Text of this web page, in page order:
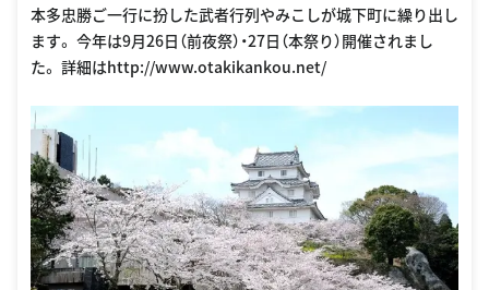
本多忠勝ご一行に扮した武者行列やみこしが城下町に繰り出し
ます。 今年は9月26日（前夜祭）・27日（本祭り）開催されまし
た。 詳細はhttp://www.otakikankou.net/